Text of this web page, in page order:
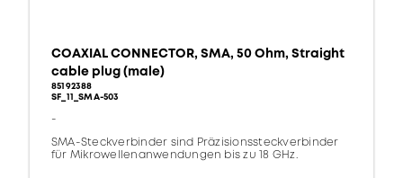
COAXIAL CONNECTOR, SMA, 50 Ohm, Straight
cable plug (male)
85192388
SF_11_SMA-503
-
SMA-Steckverbinder sind Präzisionssteckverbinder
für Mikrowellenanwendungen bis zu 18 GHz.